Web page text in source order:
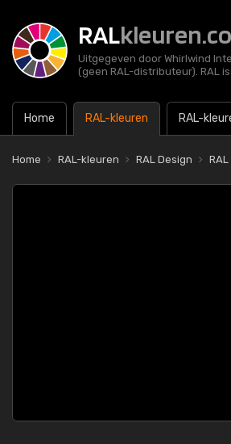
RAL
Uitgegeven door Whirlwind
(geen RAL-distributeur). RAL
Home RAL-kleuren RAL-
Home RAL-kleuren RAL Design